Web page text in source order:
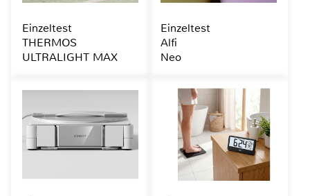
Einzeltest
THERMOS
ULTRALIGHT MAX
Einzeltest
Alfi
Neo